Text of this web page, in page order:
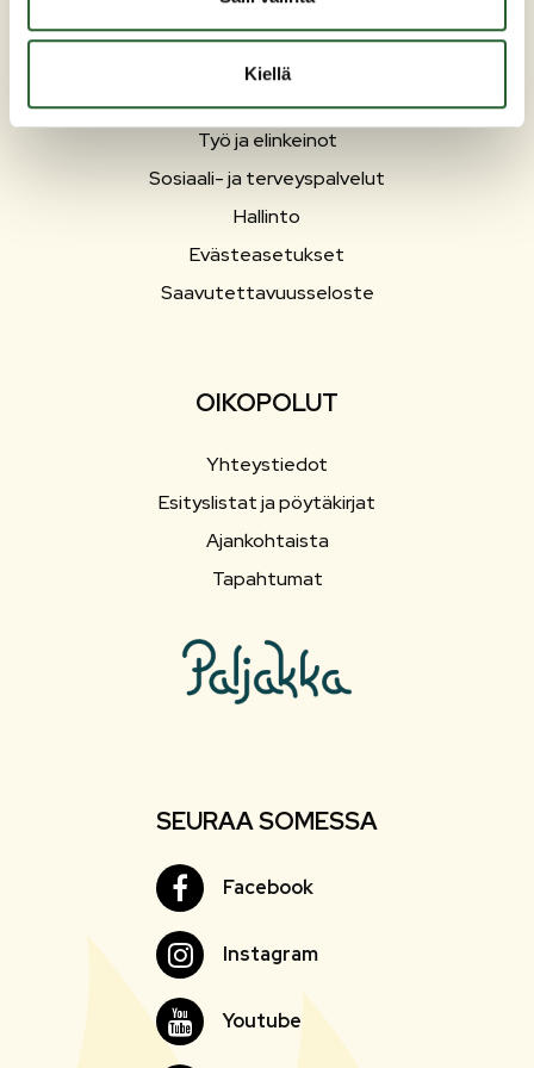
Kiellä
Liikunta ja vapaa-aika
Matkailu
Varhaiskasvatus ja opetus
Työ ja elinkeinot
Sosiaali- ja terveyspalvelut
Hallinto
Evästeasetukset
Saavutettavuusseloste
OIKOPOLUT
Yhteystiedot
Esityslistat ja pöytäkirjat
Ajankohtaista
Tapahtumat
SEURAA SOMESSA
FacebookFacebook
InstagramInstagram
YoutubeYoutube